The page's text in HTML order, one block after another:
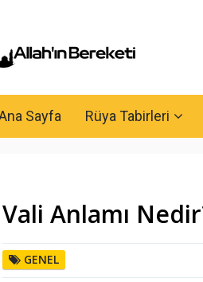
Sayfa Rüya Tabirleri
Vali Anlamı
GENEL